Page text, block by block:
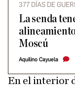
377 DÍAS DE
La senda
Moscú
Aquilino Cayuela
En el interior